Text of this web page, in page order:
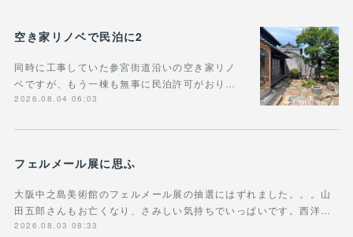
空き家リノベで民泊に2
同時に工事していた参宮街道沿いの空き家リノ
ベですが、もう一棟も無事に民泊許可がおり…
2026.08.04 06:03
フェルメール展に思ふ
大阪中之島美術館のフェルメール展の抽選にはずれました。。。山
田五郎さんもお亡くなり、さみしい気持ちでいっぱいです。西洋…
2026.08.03 08:33